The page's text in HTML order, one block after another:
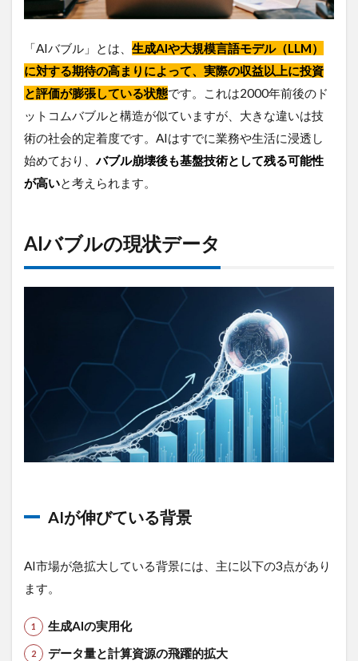
2.1
伸び
てい
る背
景
2.2
世界
本の
AI市
2.3
の数
字で
2.4
これ
3
ブ
も
た
ら
個
人
の
「AIバブル」とは、 生成AIや大規模言語モデル（LLM）
に対する期待の高まりによって、実際の収益以上に投資
と評価が膨張している状態です。これは2000年前後のド
ットコムバブルと構造が似ていますが、大きな違いは技
術の社会的定着度です。AIはすでに業務や生活に浸透し
始めており、バブル崩壊後も基盤技術として残る可能性
が高いと考えられます。
AIバブルの現状データ
AIが伸びている背景
AI市場が急拡大している背景には、主に以下の3点があり
ます。
生成AIの実用化
データ量と計算資源の飛躍的拡大